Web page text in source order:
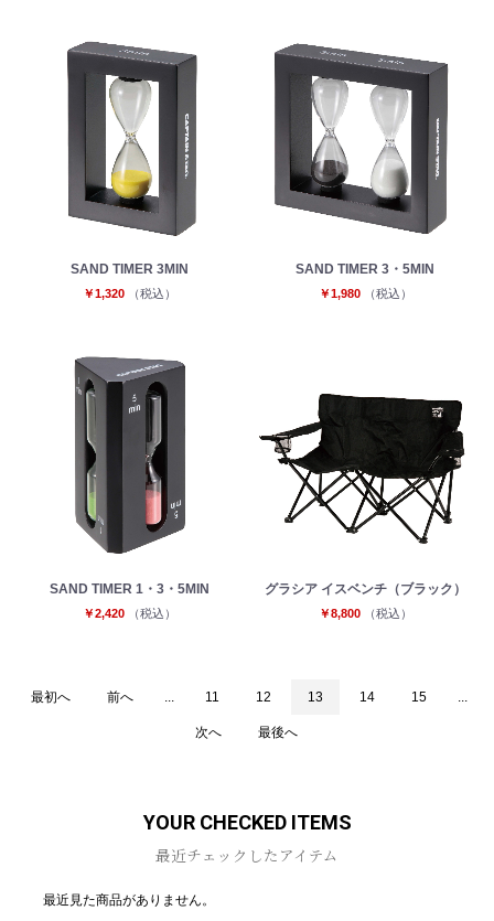
SAND TIMER 3MIN
￥1,320 （税込）
SAND TIMER 3・5MIN
￥1,980 （税込）
SAND TIMER 1・3・5MIN
￥2,420 （税込）
グラシア イスベンチ（ブラック）
￥8,800 （税込）
最初へ 前へ 11 12 13 14 15
次へ 最後へ
YOUR CHECKED ITEMS
最近チェックしたアイテム
最近見た商品がありません。